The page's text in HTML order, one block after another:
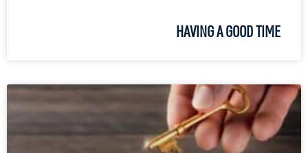
HAVING A GOOD TIME